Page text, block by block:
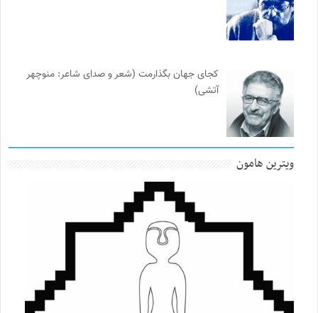
کجای جهان بگذارمت (شعر و صدای شاعر: منوچهر
آتشی)
ویترین هامون